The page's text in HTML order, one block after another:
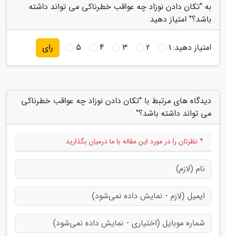
به "تکان دادن نوزاد چه عواقب خطرناکی می تواند داشته
باشد؟" امتیاز دهید
امتیاز دهید:1
2
3
4
5 رای
دیدگاه های مرتبط با "تکان دادن نوزاد چه عواقب خطرناکی
می تواند داشته باشد؟"
* نظرتان را در مورد این مقاله با ما درمیان بگذارید